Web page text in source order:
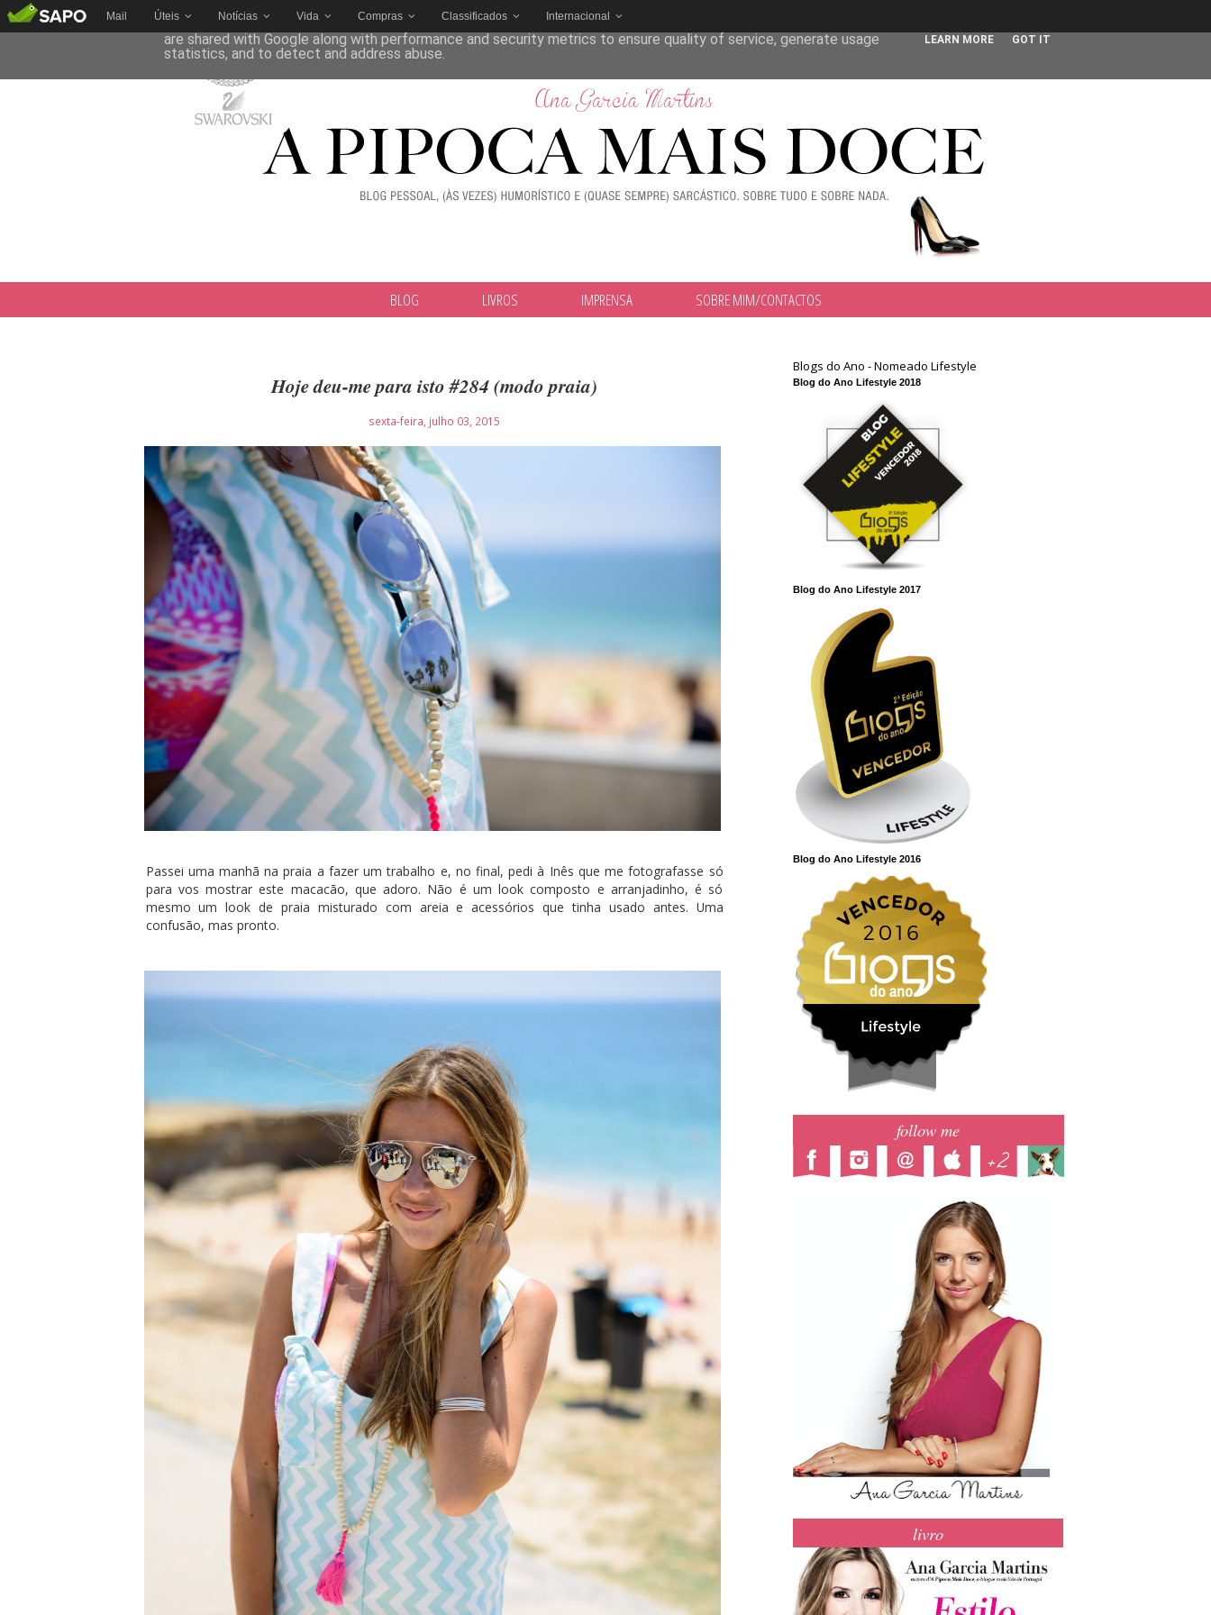
Mail Úteis Notícias Vida Compras Classificados Internacional
BLOG LIVROS IMPRENSA SOBRE MIM/CONTACTOS
Hoje deu-me para isto #284 (modo praia)
sexta-feira, julho 03, 2015
Passei uma manhã na praia a fazer um trabalho e, no final, pedi à Inês que me fotografasse só
para vos mostrar este macacão, que adoro. Não é um look composto e arranjadinho, é só
mesmo um look de praia misturado com areia e acessórios que tinha usado antes. Uma
confusão, mas pronto.
Blogs do Ano - Nomeado Lifestyle
Blog do Ano Lifestyle 2018
Blog do Ano Lifestyle 2017
Blog do Ano Lifestyle 2016
follow me
livro
This site uses cookies from Google to deliver its services and to analyze traffic. Your IP address and user-agent
are shared with Google along with performance and security metrics to ensure quality of service, generate usage
statistics, and to detect and address abuse.
LEARN MORE GOT IT